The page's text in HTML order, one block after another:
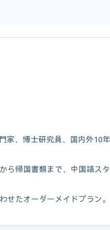
家、博士研究員、国内外10
ら帰国書類まで、中国語ス
せたオーダーメイドプラン。